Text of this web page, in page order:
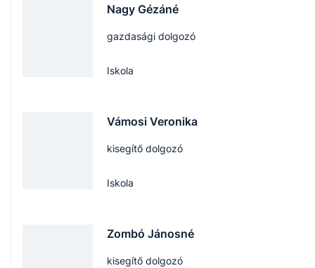
Nagy Gézáné
gazdasági dolgozó
Iskola
Vámosi Veronika
kisegítő dolgozó
Iskola
Zombó Jánosné
kisegítő dolgozó